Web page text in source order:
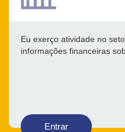
Eu exerço atividade no
informações financeiras
Entrar